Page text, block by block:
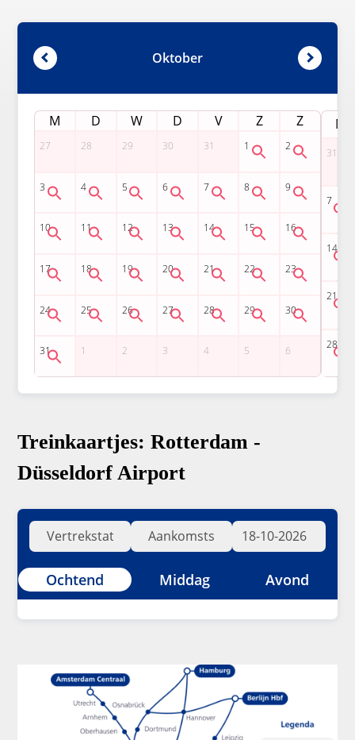
Oktober
M D W D V Z Z M
Treinkaartjes: Rotterdam -
Düsseldorf Airport
Ochtend Middag Avond